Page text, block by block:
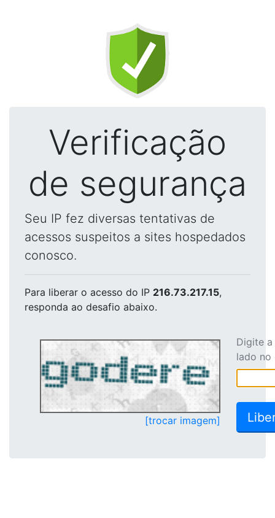
Verificação
de segurança
Seu IP fez diversas tentativas de
acessos suspeitos a sites hospedados
conosco.
Para liberar o acesso do IP 216.73.217.15,
responda ao desafio abaixo.
[trocar imagem]
Digite
lado no